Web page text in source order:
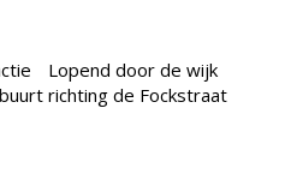
Lopend door de wijk
richting de Fockstraat